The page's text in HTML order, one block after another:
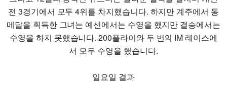
전 3경기에서 모두 4위를 차지했습니다. 하지만 계주에서 동
메달을 획득한 그녀는 예선에서는 수영을 했지만 결승에서는
수영을 하지 못했습니다. 200플라이와 두 번의 IM 레이스에
서 모두 수영을 했습니다.
일요일 결과